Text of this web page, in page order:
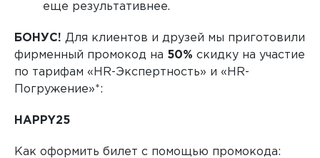
еще результативнее.
БОНУС! Для клиентов и друзей мы приготовили
фирменный промокод на 50% скидку на участие
по тарифам «HR-Экспертность» и «HR-
Погружение»*:
HAPPY25
Как оформить билет с помощью промокода: